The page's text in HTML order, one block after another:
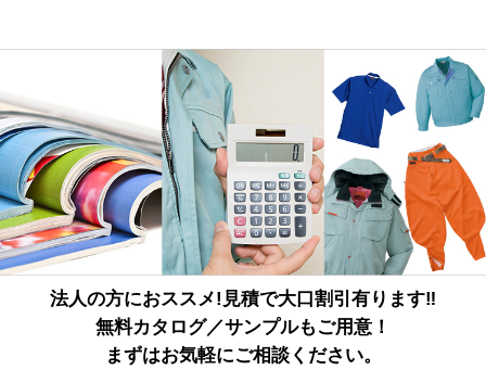
法人の方におススメ!見積で大口割引有ります‼
無料カタログ／サンプルもご用意！
まずはお気軽にご相談ください。